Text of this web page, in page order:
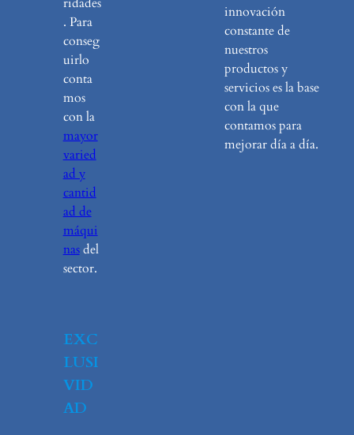
. Para
conseg
uirlo
conta
mos
con la
mayor
varied
ad y
cantid
ad de
máqui
nasdel
sector.
EXC
LUSI
VID
AD
innovación
constante de
nuestros
productos y
servicios es la base
con la que
contamos para
mejorar día a día.